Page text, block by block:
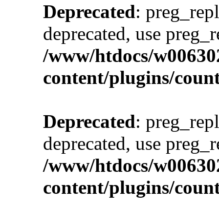
Deprecated:
deprecated, use
/www/htdocs/
content/plugins/
Deprecated:
deprecated, use
/www/htdocs/
content/plugins/